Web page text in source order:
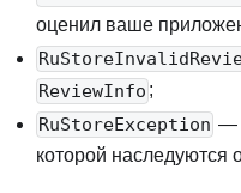
оценил ваше
ReviewInfo ;
RuStoreException —
которой наследуются